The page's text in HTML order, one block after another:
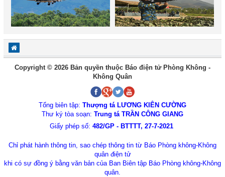
Copyright © 2026 Bản quyền thuộc Báo điện tử Phòng Không -
Không Quân
Tổng biên tập: Thượng tá LƯƠNG KIÊN CƯỜNG
Thư ký tòa soạn: Trung tá TRẦN CÔNG GIANG
Giấy phép số: 482/GP - BTTTT, 27-7-2021
Chỉ phát hành thông tin, sao chép thông tin từ Báo Phòng không-Không
quân điện tử
khi có sự đồng ý bằng văn bản của Ban Biên tập Báo Phòng không-Không
quân.